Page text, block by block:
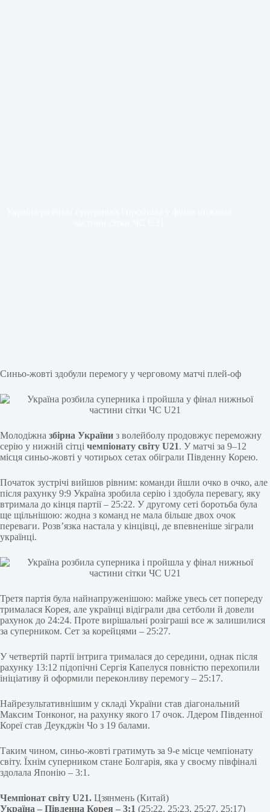
Синьо-жовті здобули перемогу у черговому матчі плей-оф
Молодіжна збірна України з волейболу продовжує переможну
серію у нижній сітці чемпіонату світу U21. У матчі за 9–12
місця синьо-жовті у чотирьох сетах обіграли Південну Корею.
Початок зустрічі вийшов рівним: команди йшли очко в очко, але
після рахунку 9:9 Україна зробила серію і здобула перевагу, яку
втримала до кінця партії – 25:22. У другому сеті боротьба була
ще щільнішою: жодна з команд не мала більше двох очок
переваги. Розв’язка настала у кінцівці, де впевненіше зіграли
українці.
Третя партія була найнапруженішою: майже увесь сет попереду
трималася Корея, але українці відіграли два сетболи й довели
рахунок до 24:24. Проте вирішальні розіграші все ж залишилися
за суперником. Сет за корейцями – 25:27.
У четвертій партії інтрига трималася до середини, однак після
рахунку 13:12 підопічні Сергія Капелуся повністю перехопили
ініціативу й оформили переконливу перемогу – 25:17.
Найрезультативнішим у складі України став діагональний
Максим Тонконог, на рахунку якого 17 очок. Лдером Південної
Кореї став Деукджін Чо з 19 балами.
Таким чином, синьо-жовті гратимуть за 9-е місце чемпіонату
світу. Їхнім суперником стане Болгарія, яка у своєму півфіналі
здолала Японію – 3:1.
Чемпіонат світу U21. Цзянмень (Китай)
Україна – Південна Корея – 3:1 (25:22, 25:23, 25:27, 25:17)